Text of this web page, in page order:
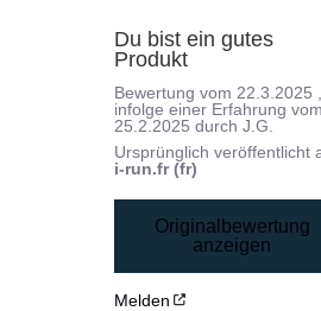
Du bist ein gutes
Produkt
Bewertung vom22.3.2025
infolge einer Erfahrung
25.2.2025 durchJ.G.
Ursprünglich veröffentlicht
i-run.fr (fr)
Originalbewertung
anzeigen
Melden